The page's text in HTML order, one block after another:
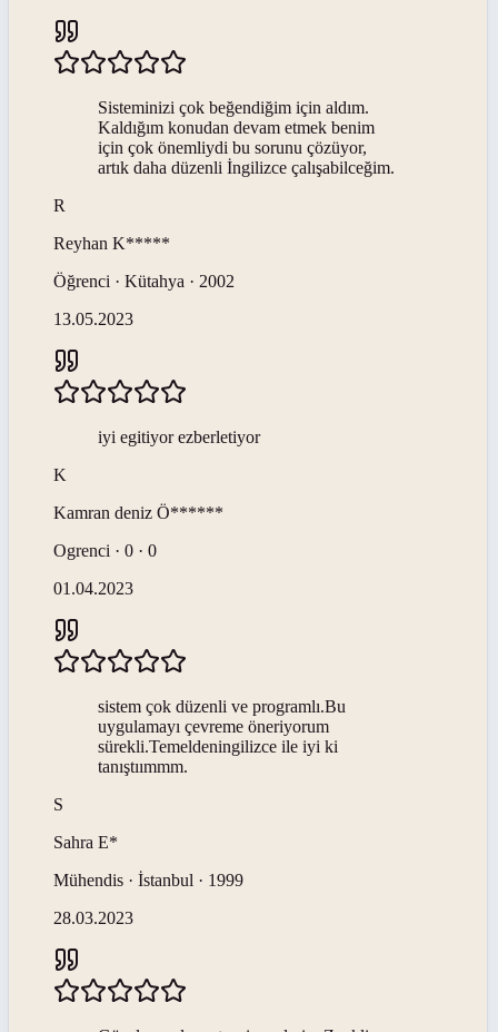
Sisteminizi çok beğendiğim için aldım.
Kaldığım konudan devam etmek benim
için çok önemliydi bu sorunu çözüyor,
artık daha düzenli İngilizce çalışabilceğim.
R
Reyhan K*****
Öğrenci · Kütahya · 2002
13.05.2023
iyi egitiyor ezberletiyor
K
Kamran deniz Ö******
Ogrenci · 0 · 0
01.04.2023
sistem çok düzenli ve programlı.Bu
uygulamayı çevreme öneriyorum
sürekli.Temeldeningilizce ile iyi ki
tanıştıımmm.
S
Sahra E*
Mühendis · İstanbul · 1999
28.03.2023